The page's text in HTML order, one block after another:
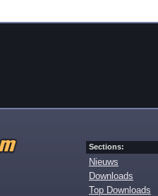
Sections:
Nieuws
Downloads
Top Downloads